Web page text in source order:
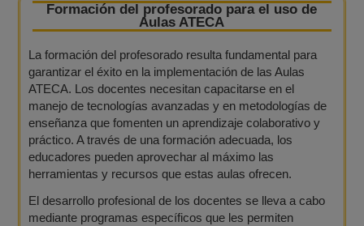
Formación del profesorado para el uso de
Aulas ATECA
La formación del profesorado resulta fundamental para
garantizar el éxito en la implementación de las Aulas
ATECA. Los docentes necesitan capacitarse en el
manejo de tecnologías avanzadas y en metodologías de
enseñanza que fomenten un aprendizaje colaborativo y
práctico. A través de una formación adecuada, los
educadores pueden aprovechar al máximo las
herramientas y recursos que estas aulas ofrecen.
El desarrollo profesional de los docentes se lleva a cabo
mediante programas específicos que les permiten